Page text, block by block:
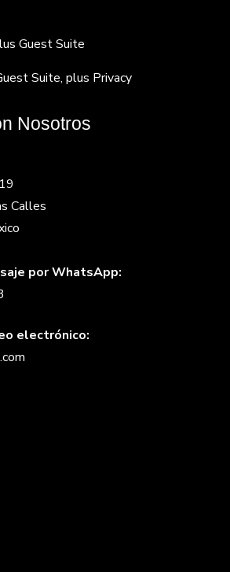
Guest Suite
Suite, plus Privacy
Nosotros
Calles
por WhatsApp:
electrónico: